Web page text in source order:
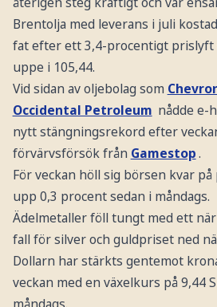
Brentolja med leverans i juli
fat efter ett 3,4-procentigt prislyft
uppe i 105,44.
Vid sidan av oljebolag som
Occidental Petroleum nådde e-
nytt stängningsrekord efter
förvärvsförsök från Gamestop .
För veckan höll sig börsen kvar på
upp 0,3 procent sedan i måndags.
Ädelmetaller föll tungt med ett
fall för silver och guldpriset ned
Dollarn har stärkts gentemot
veckan med en växelkurs på 9,44